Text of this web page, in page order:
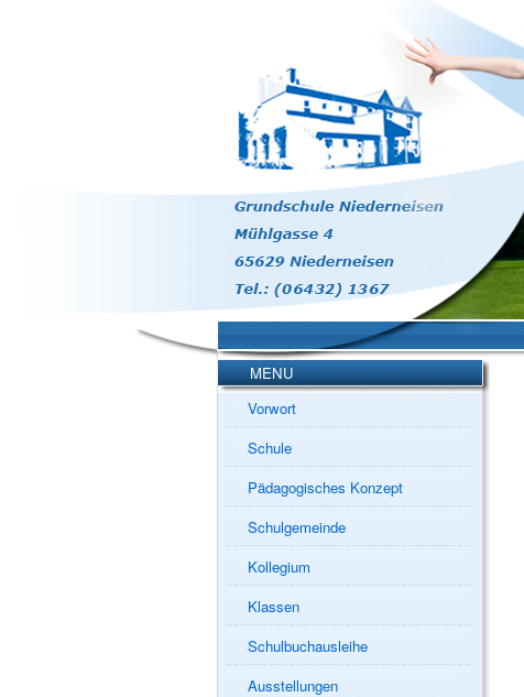
MENU
Vorwort
Schule
Pädagogisches Konzept
Schulgemeinde
Kollegium
Klassen
Schulbuchausleihe
Ausstellungen